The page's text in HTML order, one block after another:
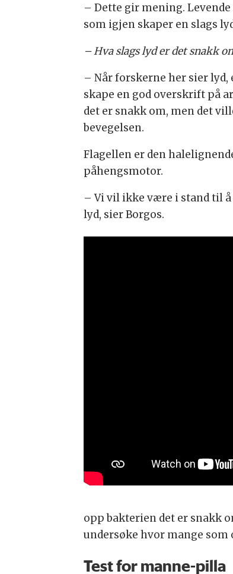
– Dette gir mening. Levende
som igjen skaper en slags
– Hva slags lyd er det snakk
– Når forskerne her sier
skape en god overskrift på
det er snakk om, men det
bevegelsen.
Flagellen er den
påhengsmotor.
– Vi vil ikke være i stand til
lyd, sier Borgos.
opp bakterien det er snakk
undersøke hvor mange som
Test for manne-pilla